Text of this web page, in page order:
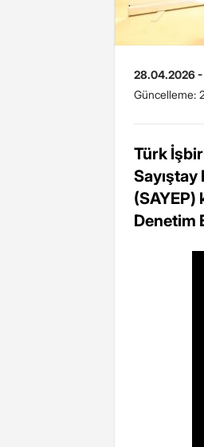
28.04.2026 -
Güncelleme:
Türk
Sayıştay
(SAYEP)
Denetim